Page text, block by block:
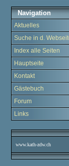
Navigation
Aktuelles
Suche in d.
Index alle Seiten
Hauptseite
Kontakt
Gästebuch
Forum
Links
www.kath-zdw.ch